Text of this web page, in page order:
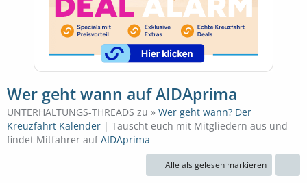
Wer geht wann auf AIDAprima
UNTERHALTUNGS-THREADS zu » Wer geht wann? Der
Kreuzfahrt Kalender | Tauscht euch mit Mitgliedern aus und
findet Mitfahrer aufAIDAprima
Alle als gelesen markieren